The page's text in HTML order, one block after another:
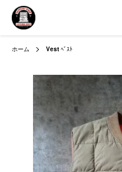
ホーム Vest ﾍﾞｽﾄ